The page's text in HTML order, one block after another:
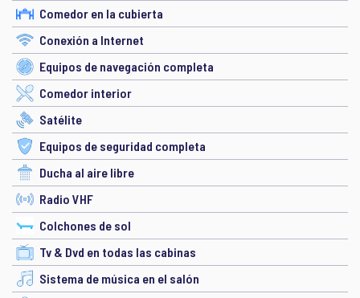
Comedor en la cubierta
Conexión a Internet
Equipos de navegación completa
Comedor interior
Satélite
Equipos de seguridad completa
Ducha al aire libre
Radio VHF
Colchones de sol
Tv & Dvd en todas las cabinas
Sistema de música en el salón